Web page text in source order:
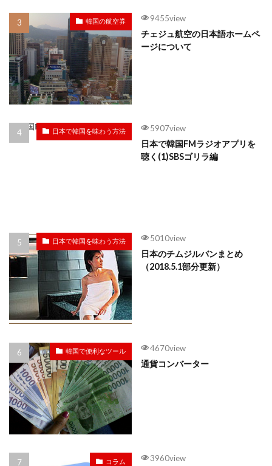
韓国の航空券 9455view
チェジュ航空の日本語ホームペ
ージについて
日本で韓国を味わう方法 5907view
日本で韓国FMラジオアプリを
聴く(1)SBSゴリラ編
日本で韓国を味わう方法 5010view
日本のチムジルバンまとめ
（2018.5.1部分更新）
韓国で便利なツール 4670view
通貨コンバーター
コラム 3960view